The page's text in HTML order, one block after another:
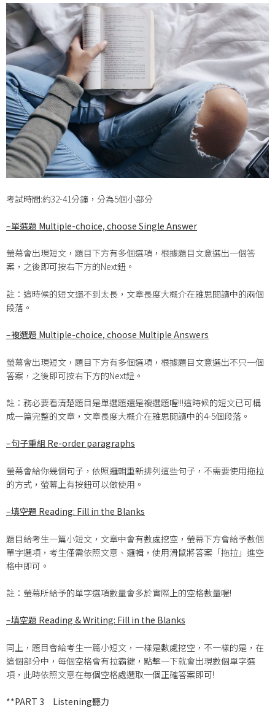
考試時間:約32-41分鐘，分為5個小部分
–單選題 Multiple-choice, choose Single Answer
螢幕會出現短文，題目下方有多個選項，根據題目文意選出一個答
案，之後即可按右下方的Next鈕。
註：這時候的短文還不到太長，文章長度大概介在雅思閱讀中的兩個
段落。
–複選題 Multiple-choice, choose Multiple Answers
螢幕會出現短文，題目下方有多個選項，根據題目文意選出不只一個
答案，之後即可按右下方的Next鈕。
註：務必要看清楚題目是單選題還是複選題喔!!!這時候的短文已可構
成一篇完整的文章，文章長度大概介在雅思閱讀中的4-5個段落。
–句子重組 Re-order paragraphs
螢幕會給你幾個句子，依照邏輯重新排列這些句子，不需要使用拖拉
的方式，螢幕上有按鈕可以做使用。
–填空題 Reading: Fill in the Blanks
題目給考生一篇小短文，文章中會有數處挖空，螢幕下方會給予數個
單字選項，考生僅需依照文意、邏輯，使用滑鼠將答案「拖拉」進空
格中即可。
註：螢幕所給予的單字選項數量會多於實際上的空格數量喔!
–填空題 Reading & Writing: Fill in the Blanks
同上，題目會給考生一篇小短文，一樣是數處挖空，不一樣的是，在
這個部分中，每個空格會有拉霸鍵，點擊一下就會出現數個單字選
項，此時依照文意在每個空格處選取一個正確答案即可!
**PART 3 Listening聽力